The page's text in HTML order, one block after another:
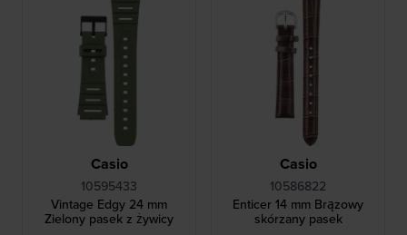
Casio
10595433
Vintage Edgy 24 mm
Zielony pasek z żywicy
Casio
10586822
Enticer 14 mm Brązowy
skórzany pasek